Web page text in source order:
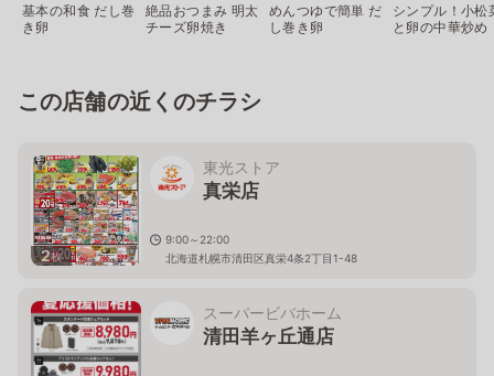
基本の和食 だし巻
き卵
絶品おつまみ 明太
チーズ卵焼き
めんつゆで簡単 だ
し巻き卵
シンプル！小松
と卵の中華炒め
この店舗の近くのチラシ
2枚
東光ストア
真栄店
9:00～22:00
北海道札幌市清田区真栄4条2丁目1-48
スーパービバホーム
清田羊ヶ丘通店